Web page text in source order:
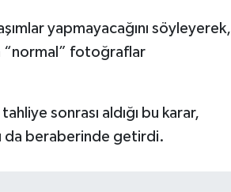
yapmayacağını söyleyerek,
“normal” fotoğraflar
sonrası aldığı bu karar,
da beraberinde getirdi.